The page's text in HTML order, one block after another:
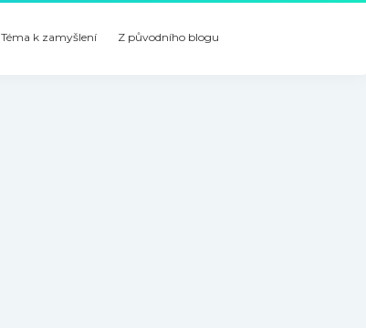
Téma k zamyšlení Z původního blogu